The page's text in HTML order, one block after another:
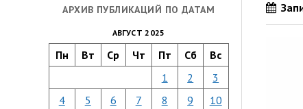
АРХИВ ПУБЛИКАЦИЙ ПО ДАТАМ
АВГУСТ 2025
Пн Вт Ср Чт Пт Сб Вс
1 2
3
4
5 6 7 8 9
10